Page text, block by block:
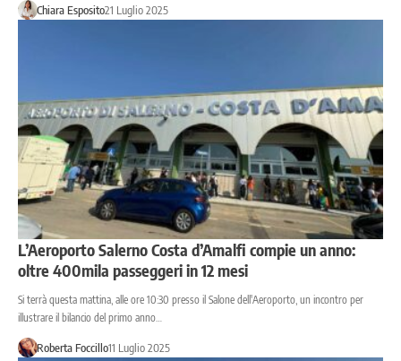
Chiara Esposito21 Luglio 2025
L’Aeroporto Salerno Costa d’Amalfi compie un anno:
oltre 400mila passeggeri in 12 mesi
Si terrà questa mattina, alle ore 10:30 presso il Salone dell'Aeroporto, un incontro per
illustrare il bilancio del primo anno…
Roberta Foccillo11 Luglio 2025